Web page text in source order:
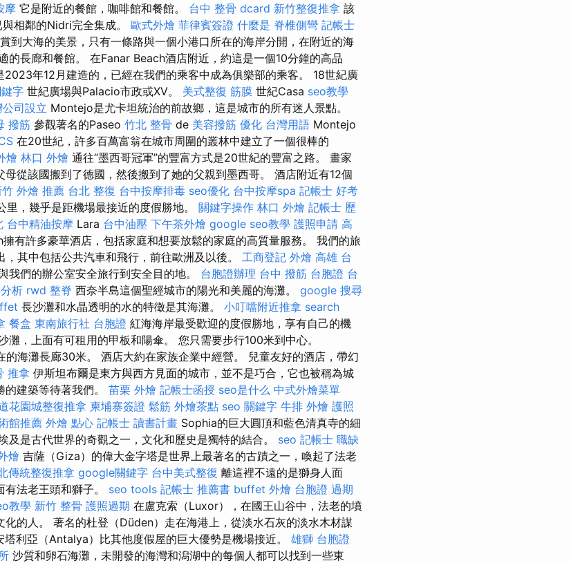
摩 它是附近的餐館，咖啡館和餐館。 台中 整骨 dcard 新竹整復推拿 該
相鄰的Nidri完全集成。 歐式外燴 菲律賓簽證 什麼是 脊椎側彎 記帳士
到大海的美景，只有一條路與一個小港口所在的海岸分開，在附近的海
的長廊和餐館。 在Fanar Beach酒店附近，約這是一個10分鐘的高品
年12月建造的，已經在我們的乘客中成為俱樂部的乘客。 18世紀廣
字 世紀廣場與Palacio市政或XV。 美式整復 筋膜 世紀Casa seo教學
公司設立 Montejo是尤卡坦統治的前故鄉，這是城市的所有迷人景點。
撥筋 參觀著名的Paseo 竹北 整骨 de 美容撥筋 優化 台灣用語 Montejo
在20世紀，許多百萬富翁在城市周圍的叢林中建立了一個很棒的
燴 林口 外燴 通往“墨西哥冠軍”的豐富方式是20世紀的豐富之路。 畫家
從該國搬到了德國，然後搬到了她的父親到墨西哥。 酒店附近有12個
竹 外燴 推薦 台北 整復 台中按摩排毒 seo優化 台中按摩spa 記帳士 好考
，幾乎是距機場最接近的度假勝地。 關鍵字操作 林口 外燴 記帳士 歷
台中精油按摩 Lara 台中油壓 下午茶外燴 google seo教學 護照申請 高
擁有許多豪華酒店，包括家庭和想要放鬆的家庭的高質量服務。 我們的旅
其中包括公共汽車和飛行，前往歐洲及以後。 工商登記 外燴 高雄 台
我們的辦公室安全旅行到安全目的地。 台胞證辦理 台中 撥筋 台胞證 台
析 rwd 整脊 西奈半島這個聖經城市的陽光和美麗的海灘。 google 搜尋
長沙灘和水晶透明的水的特徵是其海灘。 小叮噹附近推拿 search
餐盒 東南旅行社 台胞證 紅海海岸最受歡迎的度假勝地，享有自己的機
灘，上面有可租用的甲板和陽傘。 您只需要步行100米到中心。
海灘長廊30米。 酒店大約在家族企業中經營。 兒童友好的酒店，帶幻
推拿 伊斯坦布爾是東方與西方見面的城市，並不是巧合，它也被稱為城
建築等待著我們。 苗栗 外燴 記帳士函授 seo是什么 中式外燴菜單
花園城整復推拿 柬埔寨簽證 鬆筋 外燴茶點 seo 關鍵字 牛排 外燴 護照
館推薦 外燴 點心 記帳士 讀書計畫 Sophia的巨大圓頂和藍色清真寺的細
及是古代世界的奇觀之一，文化和歷史是獨特的結合。 seo 記帳士 職缺
燴 吉薩（Giza）的偉大金字塔是世界上最著名的古蹟之一，喚起了法老
傳統整復推拿 google關鍵字 台中美式整復 離這裡不遠的是獅身人面
法老王頭和獅子。 seo tools 記帳士 推薦書 buffet 外燴 台胞證 過期
教學 新竹 整骨 護照過期 在盧克索（Luxor），在國王山谷中，法老的墳
化的人。 著名的杜登（Düden）走在海港上，從淡水石灰的淡水木材謀
塔利亞（Antalya）比其他度假屋的巨大優勢是機場接近。 雄獅 台胞證
沙質和卵石海灘，未開發的海灣和潟湖中的每個人都可以找到一些東